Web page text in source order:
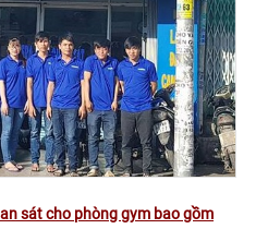
sát cho phòng gym bao gồm